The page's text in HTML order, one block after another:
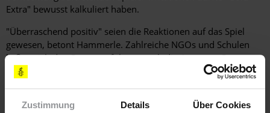
Zustimmung Details Über Cookies
Extra" bewusst kalkuliert haben.
"Überraschend positiv" seien die Reaktionen auf das Spiel
gewesen, betont Hammerle. Zahlreiche NGOs und Schulen
ließen sich das Game vorführen, auch die Amnesty-Gruppe
Lüneburg holte sich von "Gold Extra" die Erlaubnis für eine
sich ebenfalls viel Zuspruch für die Grafik und die spielerische